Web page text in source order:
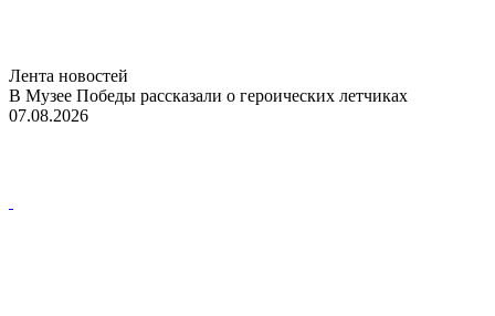
Лента новостей
В Музее Победы рассказали о героических летчиках
07.08.2026